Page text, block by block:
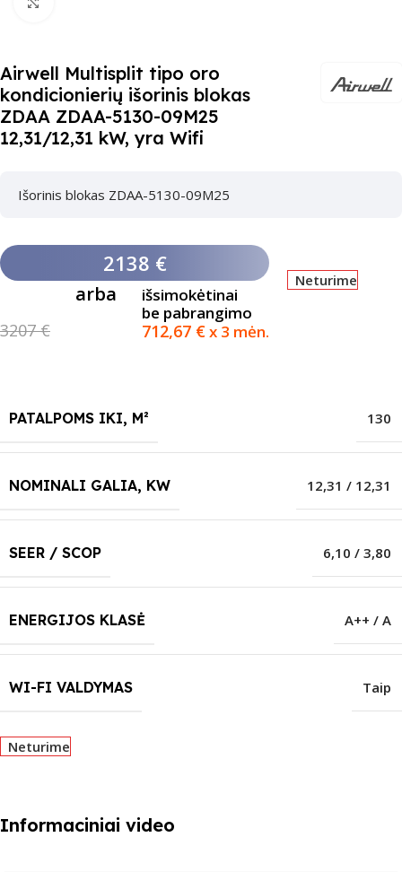
Airwell Multisplit tipo oro
kondicionierių išorinis blokas
ZDAA ZDAA-5130-09M25
12,31/12,31 kW, yra Wifi
Išorinis blokas ZDAA-5130-09M25
2138 €
3207 €
arba
išsimokėtinai
be pabrangimo
712,67 €x 3 mėn.
Neturime
PATALPOMS IKI, M² 130
NOMINALI GALIA, KW 12,31 / 12,31
SEER / SCOP 6,10 / 3,80
ENERGIJOS KLASĖ A++ / A
WI-FI VALDYMAS Taip
Neturime
Informaciniai video